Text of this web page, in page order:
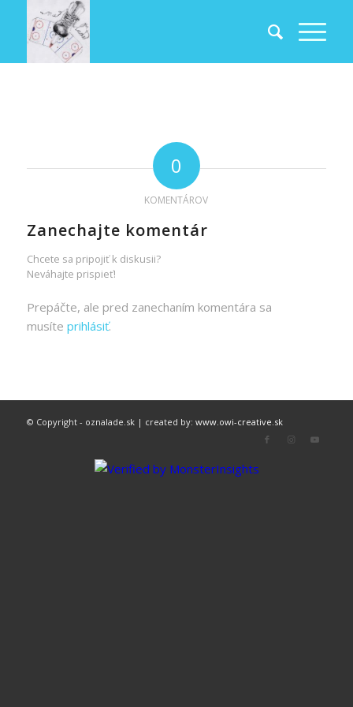
0
KOMENTÁROV
Zanechajte komentár
Chcete sa pripojiť k diskusii?
Neváhajte prispieť!
Prepáčte, ale pred zanechaním komentára sa
musíte prihlásiť.
© Copyright - oznalade.sk | created by: www.owi-creative.sk